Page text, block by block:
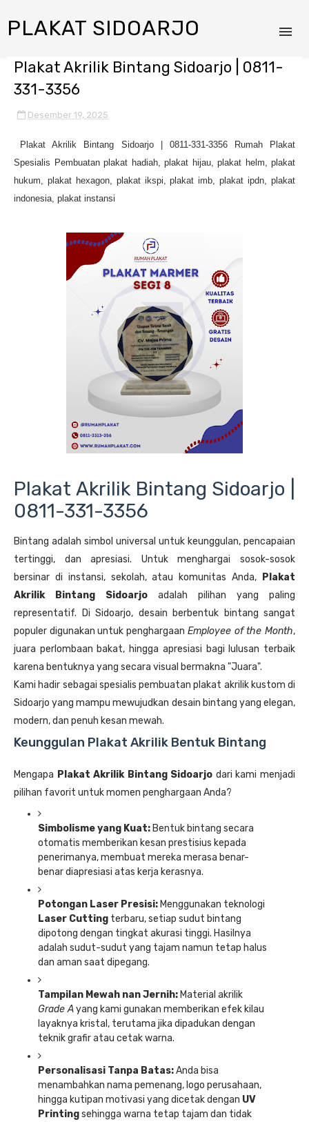
PLAKAT SIDOARJO
Plakat Akrilik Bintang Sidoarjo | 0811-
331-3356
Desember 19, 2025
Plakat Akrilik Bintang Sidoarjo | 0811-331-3356 Rumah Plakat
Spesialis Pembuatan plakat hadiah, plakat hijau, plakat helm, plakat
hukum, plakat hexagon, plakat ikspi, plakat imb, plakat ipdn, plakat
indonesia, plakat instansi
Plakat Akrilik Bintang Sidoarjo |
0811-331-3356
Bintang adalah simbol universal untuk keunggulan, pencapaian
tertinggi, dan apresiasi. Untuk menghargai sosok-sosok
bersinar di instansi, sekolah, atau komunitas Anda,
Plakat
Akrilik Bintang Sidoarjo adalah pilihan yang paling
representatif. Di Sidoarjo, desain berbentuk bintang sangat
populer digunakan untuk penghargaan Employee of the Month,
juara perlombaan bakat, hingga apresiasi bagi lulusan terbaik
karena bentuknya yang secara visual bermakna "Juara".
Kami hadir sebagai spesialis pembuatan plakat akrilik kustom di
Sidoarjo yang mampu mewujudkan desain bintang yang elegan,
modern, dan penuh kesan mewah.
Keunggulan Plakat Akrilik Bentuk Bintang
Mengapa Plakat Akrilik Bintang Sidoarjo dari kami menjadi
pilihan favorit untuk momen penghargaan Anda?
Simbolisme yang Kuat: Bentuk bintang secara
otomatis memberikan kesan prestisius kepada
penerimanya, membuat mereka merasa benar-
benar diapresiasi atas kerja kerasnya.
Potongan Laser Presisi: Menggunakan teknologi
Laser Cutting terbaru, setiap sudut bintang
dipotong dengan tingkat akurasi tinggi. Hasilnya
adalah sudut-sudut yang tajam namun tetap halus
dan aman saat dipegang.
Tampilan Mewah nan Jernih: Material akrilik
Grade Ayang kami gunakan memberikan efek kilau
layaknya kristal, terutama jika dipadukan dengan
teknik grafir atau cetak warna.
Personalisasi Tanpa Batas:Anda bisa
menambahkan nama pemenang, logo perusahaan,
hingga kutipan motivasi yang dicetak dengan UV
Printingsehingga warna tetap tajam dan tidak